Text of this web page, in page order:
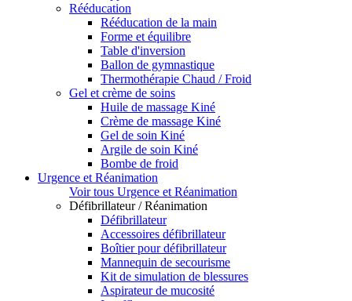
Rééducation
Rééducation de la main
Forme et équilibre
Table d'inversion
Ballon de gymnastique
Thermothérapie Chaud / Froid
Gel et crème de soins
Huile de massage Kiné
Crème de massage Kiné
Gel de soin Kiné
Argile de soin Kiné
Bombe de froid
Urgence et Réanimation
Voir tous Urgence et Réanimation
Défibrillateur / Réanimation
Défibrillateur
Accessoires défibrillateur
Boîtier pour défibrillateur
Mannequin de secourisme
Kit de simulation de blessures
Aspirateur de mucosité